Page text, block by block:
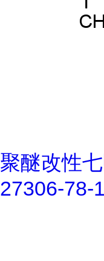
聚醚改性
27306-78-1